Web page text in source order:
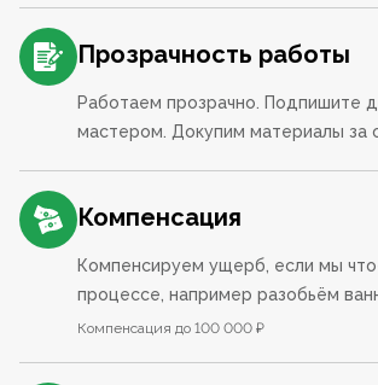
Прозрачность работы
Работаем прозрачно. Подпишите
мастером. Докупим материалы за
Компенсация
Компенсируем ущерб, если мы
процессе, например разобьём
Компенсация до 100 000 ₽